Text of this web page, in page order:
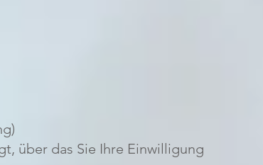
über das Sie Ihre Einwilligung